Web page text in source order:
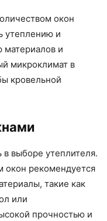
окон
утеплению и
материалов и
микроклимат в
кровельной
выборе утеплителя.
рекомендуется
такие как
или
прочностью и